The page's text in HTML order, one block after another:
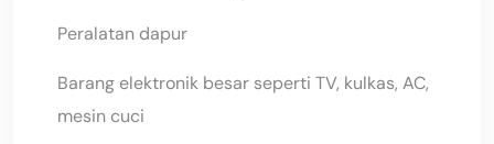
Peralatan dapur
Barang elektronik besar seperti TV, kulkas, AC,
mesin cuci